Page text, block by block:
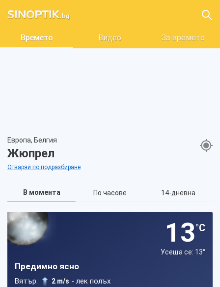
Времето Видео За времето
Европа, Белгия
Жюпрел
Отваряй по подразбиране
В момента По часове 14-дневна
13°C
Усеща се: 13°
Предимно ясно
Вятър: 2 m/s - лек полъх